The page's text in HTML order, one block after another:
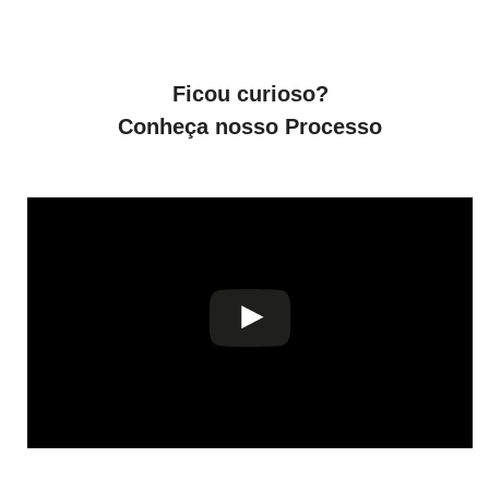
Ficou curioso?
Conheça nosso Processo